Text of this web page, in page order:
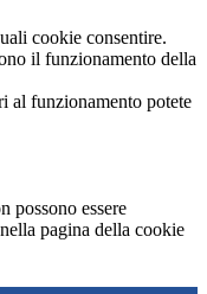
cookie consentire.
il funzionamento della
al funzionamento potete
possono essere
pagina della cookie